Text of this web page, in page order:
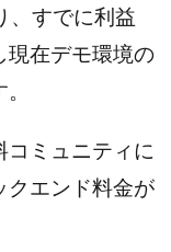
、すでに利益
現在デモ環境の
ミュニティに
クエンド料金が